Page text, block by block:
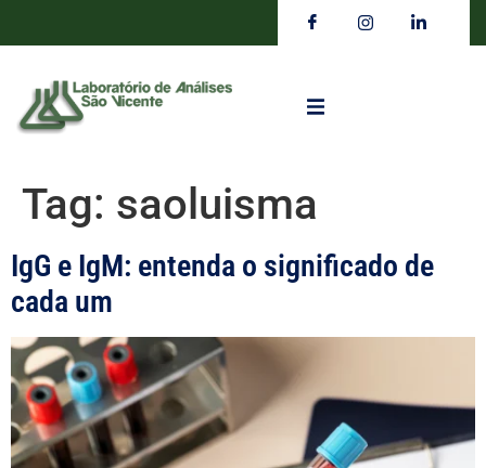
Tag: saoluisma
IgG e IgM: entenda o significado de
cada um